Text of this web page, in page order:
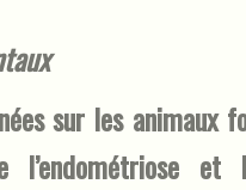
sur les animaux
l’endométriose et